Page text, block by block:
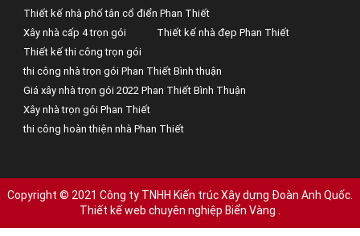
Thiết kế nhà phố tân cổ điển Phan Thiết
Xây nhà cấp 4 trọn gói
Thiết kế nhà đẹp Phan Thiết
Thiết kế thi công trọn gói
thi công nhà trọn gói Phan Thiết Bình thuận
Giá xây nhà trọn gói 2022 Phan Thiết Bình Thuận
Xây nhà trọn gói Phan Thiết
thi công hoàn thiện nhà Phan Thiết
Copyright © 2021 Công ty TNHH Kiến trúc Xây dựng Đoàn Anh Quốc.
Thiết kế web chuyên nghiệp Biển Vàng .